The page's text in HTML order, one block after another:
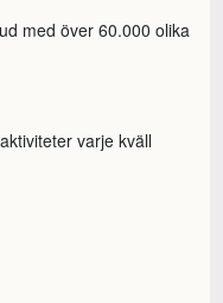
med över 60.000 olika
varje kväll